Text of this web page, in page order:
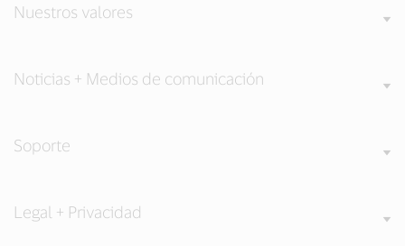
Nuestros valores
Noticias + Medios de comunicación
Soporte
Legal + Privacidad